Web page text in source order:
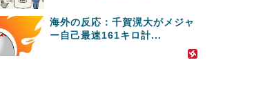
海外の反応：千賀滉大がメジャ
ー自己最速161キロ計...